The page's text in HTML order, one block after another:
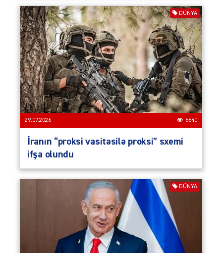
DÜNYA
29.07.2026 6640
İranın “proksi vasitəsilə proksi” sxemi
ifşa olundu
DÜNYA